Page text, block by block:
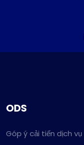
ODS
Góp ý cải tiến dịch vụ